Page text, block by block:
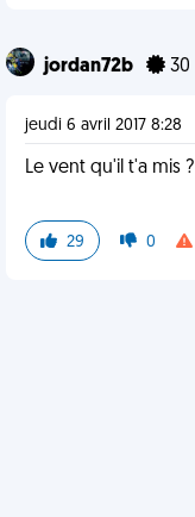
jordan72b 30
jeudi 6 avril 2017 8:28
Le vent qu'il t'a mis ?
29 0